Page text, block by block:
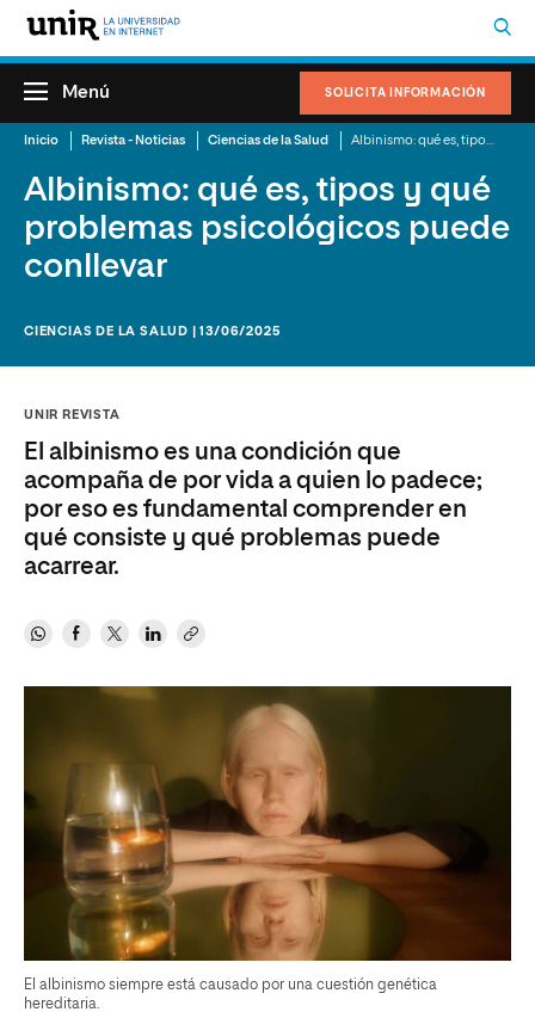
SOLICITA INFORMACIÓN
Menú
Inicio Revista - Noticias Ciencias de la Salud
Albinismo: qué es, tipos y qué
problemas psicológicos puede
conllevar
CIENCIAS DE LA SALUD | 13/06/2025
UNIR REVISTA
El albinismo es una condición que
acompaña de por vida a quien lo padece;
por eso es fundamental comprender en
qué consiste y qué problemas puede
acarrear.
El albinismo siempre está causado por una cuestión genética
hereditaria.